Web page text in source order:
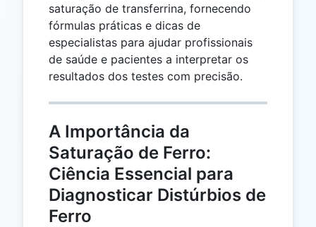
saturação de transferrina, fornecendo
fórmulas práticas e dicas de
especialistas para ajudar profissionais
de saúde e pacientes a interpretar os
resultados dos testes com precisão.
A Importância da
Saturação de Ferro:
Ciência Essencial para
Diagnosticar Distúrbios de
Ferro